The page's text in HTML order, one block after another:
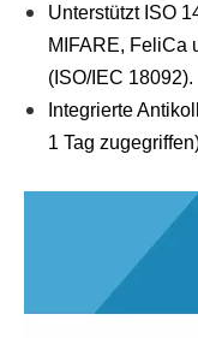
Unterstützt ISO
MIFARE, FeliCa
(ISO/IEC 18092).
Integrierte
1 Tag